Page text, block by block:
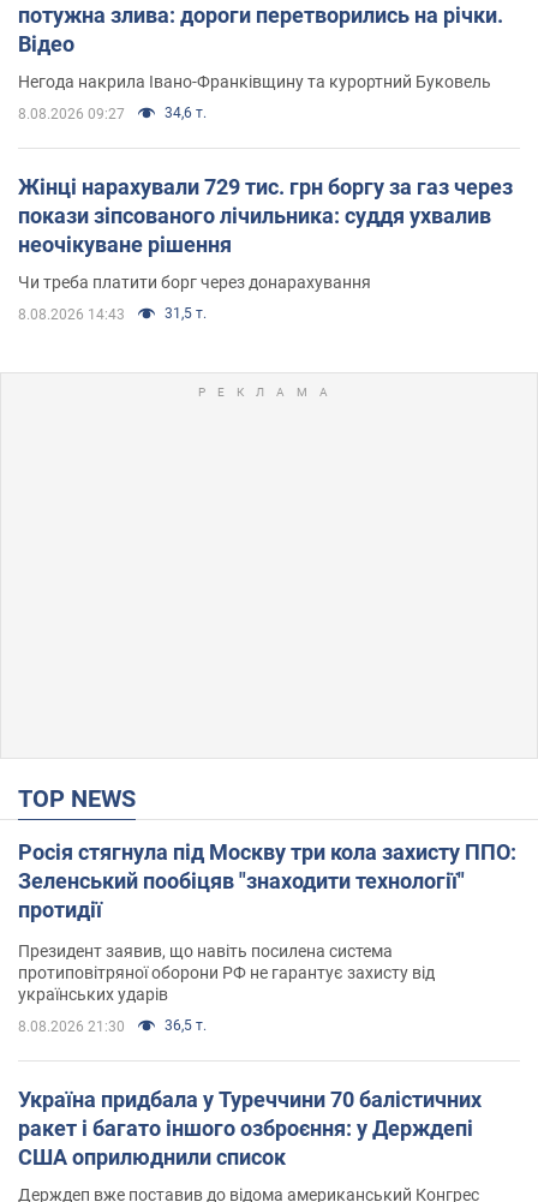
потужна злива: дороги перетворились на річки.
Відео
Негода накрила Івано-Франківщину та курортний Буковель
8.08.2026 09:27 34,6 т.
Жінці нарахували 729 тис. грн боргу за газ через
покази зіпсованого лічильника: суддя ухвалив
неочікуване рішення
Чи треба платити борг через донарахування
8.08.2026 14:43 31,5 т.
TOP NEWS
Росія стягнула під Москву три кола захисту ППО:
Зеленський пообіцяв "знаходити технології"
протидії
Президент заявив, що навіть посилена система
протиповітряної оборони РФ не гарантує захисту від
українських ударів
8.08.2026 21:30 36,5 т.
Україна придбала у Туреччини 70 балістичних
ракет і багато іншого озброєння: у Держдепі
США оприлюднили список
Держдеп вже поставив до відома американський Конгрес